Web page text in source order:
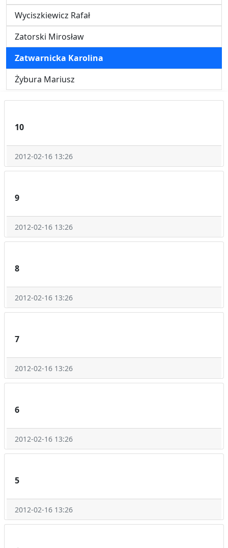
Wyciszkiewicz Rafał
Zatorski Mirosław
Zatwarnicka Karolina
Żybura Mariusz
10
2012-02-16 13:26
9
2012-02-16 13:26
8
2012-02-16 13:26
7
2012-02-16 13:26
6
2012-02-16 13:26
5
2012-02-16 13:26